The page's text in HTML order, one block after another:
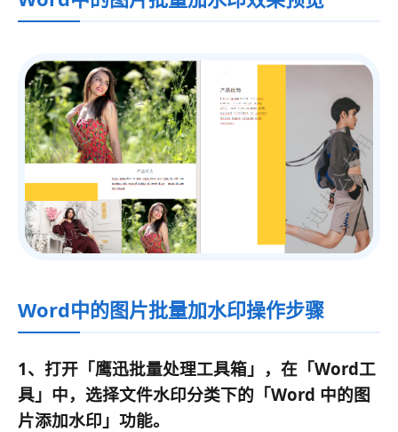
Word中的图片批量加水印操作步骤
1、打开 「鹰迅批量处理工具箱」 ，在 「Word工
具」中，选择文件水印分类下的 「Word 中的图
片添加水印 」功能。